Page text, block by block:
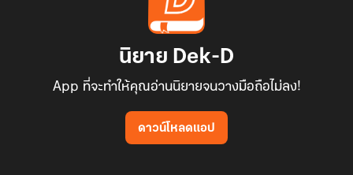
นิยาย Dek-D
App ที่จะทำให้คุณอ่านนิยายจนวางมือถือไม่ลง!
ดาวน์โหลดแอป